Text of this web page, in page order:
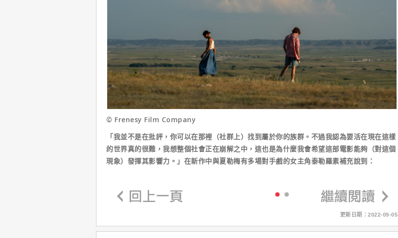
© Frenesy Film Company
「我並不是在批評，你可以在那裡（社群上）找到屬於你的族群。不過我認為要活在現在這樣
的世界真的很難，我想整個社會正在崩解之中，這也是為什麼我會希望這部電影能夠（對這個
現象）發揮其影響力。」在新作中與夏勒梅有多場對手戲的女主角泰勒羅素補充說到：
更新日期：2022-09-05